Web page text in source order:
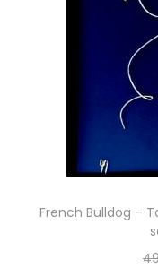
French Bulldog –